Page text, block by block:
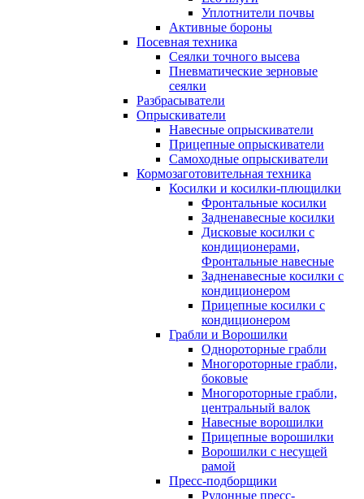
Уплотнители почвы
Активные бороны
Посевная техника
Сеялки точного высева
Пневматические зерновые
сеялки
Разбрасыватели
Опрыскиватели
Навесные опрыскиватели
Прицепные опрыскиватели
Самоходные опрыскиватели
Кормозаготовительная техника
Косилки и косилки-плющилки
Фронтальные косилки
Задненавесные косилки
Дисковые косилки с
кондиционерами,
Фронтальные навесные
Задненавесные косилки c
кондиционером
Прицепные косилки с
кондиционером
Грабли и Ворошилки
Однороторные грабли
Многороторные грабли,
боковые
Многороторные грабли,
центральный валок
Навесные ворошилки
Прицепные ворошилки
Ворошилки с несущей
рамой
Пресс-подборщики
Рулонные пресс-